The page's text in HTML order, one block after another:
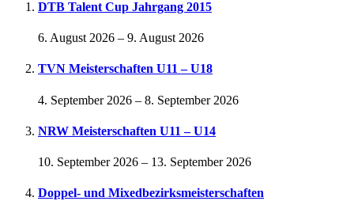
DTB Talent Cup Jahrgang 2015
6. August 2026 – 9. August 2026
TVN Meisterschaften U11 – U18
4. September 2026 – 8. September 2026
NRW Meisterschaften U11 – U14
10. September 2026 – 13. September 2026
Doppel- und Mixedbezirksmeisterschaften